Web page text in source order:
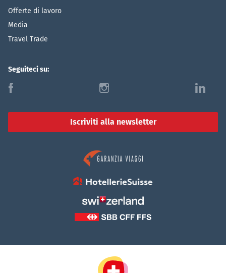
Offerte di lavoro
Media
Travel Trade
Seguiteci su:
f i l
Iscriviti alla newsletter